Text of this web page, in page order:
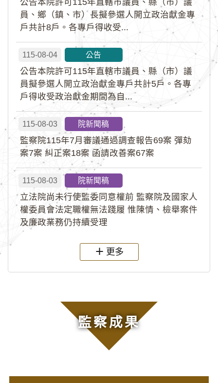
公告本院許可115年直轄市議員、縣（市）議
員、鄉（鎮、市）長擬參選人開立政治獻金專
戶共計8戶。各專戶得收受...
115-08-04 公告
公告本院許可115年直轄市議員、縣（市）議
員擬參選人開立政治獻金專戶共計5戶。各專
戶得收受政治獻金期間為自...
115-08-03 院新聞稿
監察院115年7月審議通過調查報告69案 彈劾
案7案 糾正案18案 函請改善案67案
115-08-03 院新聞稿
立法院尚未行使監委同意權前 監察院及國家人
權委員會法定職權無法踐履 惟陳情、檢舉案件
及廉政業務仍持續受理
更多
監察成果